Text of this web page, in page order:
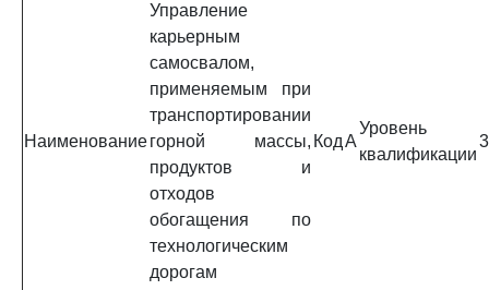
Наименование
Управление
карьерным
самосвалом,
применяемым при
транспортировании
горной массы,
продуктов и
отходов
обогащения по
технологическим
дорогам
КодA
Уровень
квалификации
3